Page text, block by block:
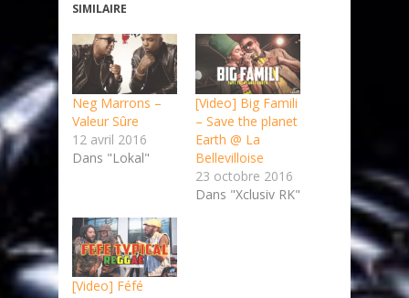
SIMILAIRE
Neg Marrons –
Valeur Sûre
12 avril 2016
Dans "Lokal"
[Video] Big Famili
– Save the planet
Earth @ La
Bellevilloise
23 octobre 2016
Dans "Xclusiv RK"
[Video] Féfé